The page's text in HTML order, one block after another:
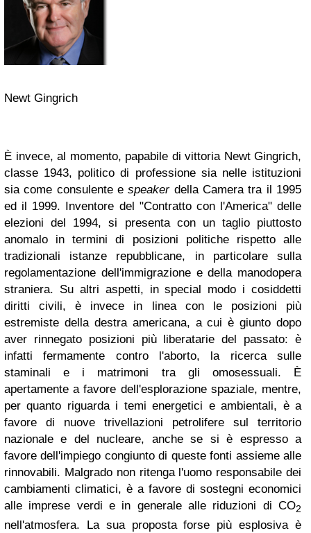
Newt Gingrich
È invece, al momento, papabile di vittoria Newt Gingrich,
classe 1943, politico di professione sia nelle istituzioni
sia come consulente espeakerdella Camera tra il 1995
ed il 1999. Inventore del "Contratto con l'America" delle
elezioni del 1994, si presenta con un taglio piuttosto
anomalo in termini di posizioni politiche rispetto alle
tradizionali istanze repubblicane, in particolare sulla
regolamentazione dell'immigrazione e della manodopera
straniera. Su altri aspetti, in special modo i cosiddetti
diritti civili, è invece in linea con le posizioni più
estremiste della destra americana, a cui è giunto dopo
aver rinnegato posizioni più liberatarie del passato: è
infatti fermamente contro l'aborto, la ricerca sulle
staminali e i matrimoni tra gli omosessuali. È
apertamente a favore dell'esplorazione spaziale, mentre,
per quanto riguarda i temi energetici e ambientali, è a
favore di nuove trivellazioni petrolifere sul territorio
nazionale e del nucleare, anche se si è espresso a
favore dell'impiego congiunto di queste fonti assieme alle
rinnovabili. Malgrado non ritenga l'uomo responsabile dei
cambiamenti climatici, è a favore di sostegni economici
alle imprese verdi e in generale alle riduzioni di CO2
nell'atmosfera. La sua proposta forse più esplosiva è